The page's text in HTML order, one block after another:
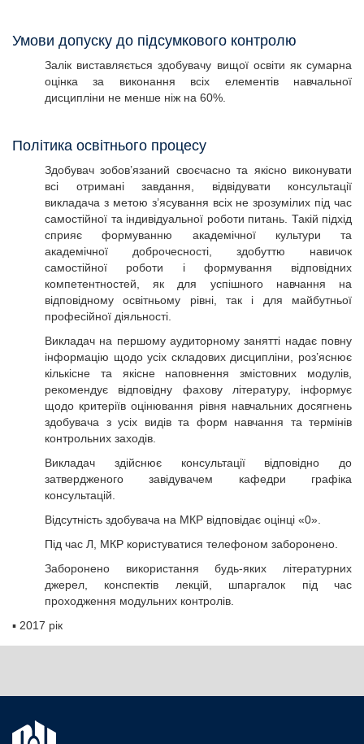
Умови допуску до підсумкового контролю
Залік виставляється здобувачу вищої освіти як сумарна
оцінка за виконання всіх елементів навчальної
дисципліни не менше ніж на 60%.
Політика освітнього процесу
Здобувач зобов’язаний своєчасно та якісно виконувати
всі отримані завдання, відвідувати консультації
викладача з метою з’ясування всіх не зрозумілих під час
самостійної та індивідуальної роботи питань. Такій підхід
сприяє формуванню академічної культури та
академічної доброчесності, здобуттю навичок
самостійної роботи і формування відповідних
компетентностей, як для успішного навчання на
відповідному освітньому рівні, так і для майбутньої
професійної діяльності.
Викладач на першому аудиторному занятті надає повну
інформацію щодо усіх складових дисципліни, роз’яснює
кількісне та якісне наповнення змістовних модулів,
рекомендує відповідну фахову літературу, інформує
щодо критеріїв оцінювання рівня навчальних досягнень
здобувача з усіх видів та форм навчання та термінів
контрольних заходів.
Викладач здійснює консультації відповідно до
затвердженого завідувачем кафедри графіка
консультацій.
Відсутність здобувача на МКР відповідає оцінці «0».
Під час Л, МКР користуватися телефоном заборонено.
Заборонено використання будь-яких літературних
джерел, конспектів лекцій, шпаргалок під час
проходження модульних контролів.
▪ 2017 рік